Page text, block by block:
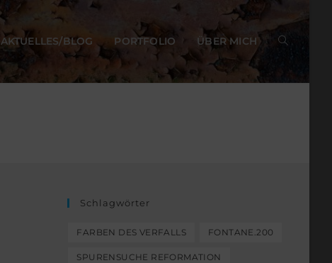
AKTUELLES/BLOG PORTFOLIO ÜBER MICH
Schlagwörter
FARBEN DES VERFALLS FONTANE.200
SPURENSUCHE REFORMATION